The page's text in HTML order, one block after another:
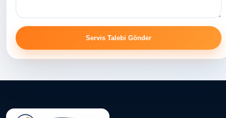
Servis Talebi Gönder